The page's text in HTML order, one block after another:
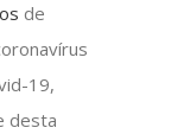
de
19,
desta